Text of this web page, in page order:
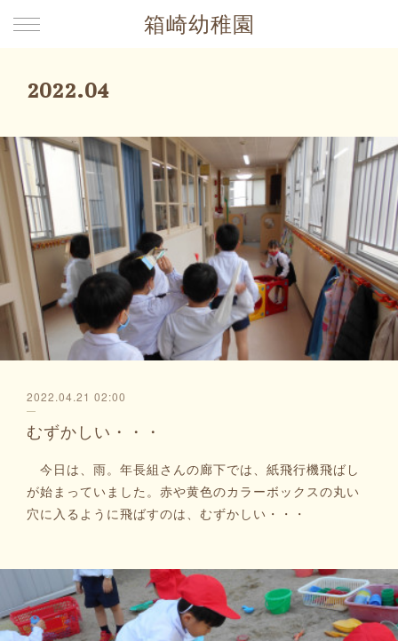
箱崎幼稚園
2022.04
2022.04.21 02:00
むずかしい・・・
今日は、雨。年長組さんの廊下では、紙飛行機飛ばし
が始まっていました。赤や黄色のカラーボックスの丸い
穴に入るように飛ばすのは、むずかしい・・・